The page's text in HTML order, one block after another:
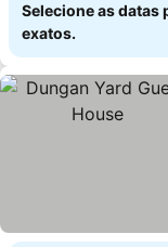
Selecione as datas
exatos.